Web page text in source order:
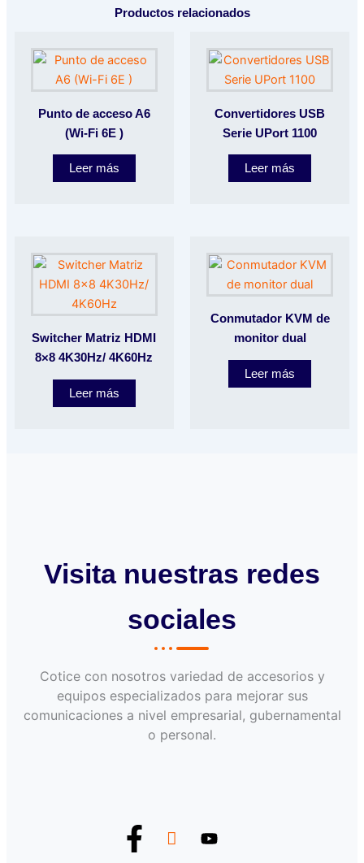
Productos relacionados
Punto de acceso A6
(Wi-Fi 6E )
Leer más
Convertidores USB
Serie UPort 1100
Leer más
Switcher Matriz HDMI
8×8 4K30Hz/ 4K60Hz
Leer más
Conmutador KVM de
monitor dual
Leer más
Visita nuestras redes
sociales
Cotice con nosotros variedad de accesorios y
equipos especializados para mejorar sus
comunicaciones a nivel empresarial, gubernamental
o personal.